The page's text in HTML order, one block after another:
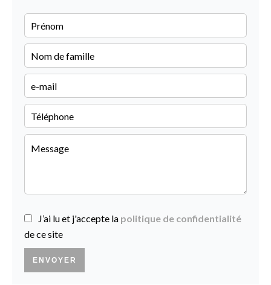
J’ai lu et j'accepte la politique de confidentialité
de ce site
ENVOYER